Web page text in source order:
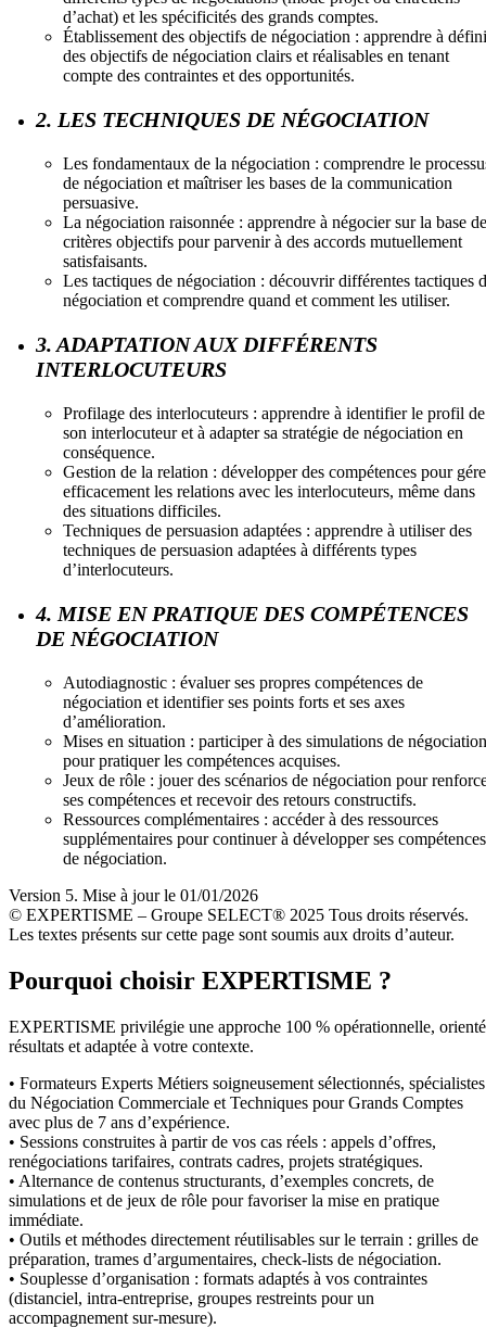
d’achat) et les spécificités des grands comptes.
Établissement des objectifs de négociation : apprendre à
des objectifs de négociation clairs et réalisables en tenant
compte des contraintes et des opportunités.
2. LES TECHNIQUES DE NÉGOCIATION
Les fondamentaux de la négociation : comprendre le
de négociation et maîtriser les bases de la communication
persuasive.
La négociation raisonnée : apprendre à négocier sur la base de
critères objectifs pour parvenir à des accords mutuellement
satisfaisants.
Les tactiques de négociation : découvrir différentes tactiques
négociation et comprendre quand et comment les utiliser.
3. ADAPTATION AUX DIFFÉRENTS
INTERLOCUTEURS
Profilage des interlocuteurs : apprendre à identifier le profil de
son interlocuteur et à adapter sa stratégie de négociation en
conséquence.
Gestion de la relation : développer des compétences pour
efficacement les relations avec les interlocuteurs, même dans
des situations difficiles.
Techniques de persuasion adaptées : apprendre à utiliser des
techniques de persuasion adaptées à différents types
d’interlocuteurs.
4. MISE EN PRATIQUE DES COMPÉTENCES
DE NÉGOCIATION
Autodiagnostic : évaluer ses propres compétences de
négociation et identifier ses points forts et ses axes
d’amélioration.
Mises en situation : participer à des simulations de négociation
pour pratiquer les compétences acquises.
Jeux de rôle : jouer des scénarios de négociation pour
ses compétences et recevoir des retours constructifs.
Ressources complémentaires : accéder à des ressources
supplémentaires pour continuer à développer ses compétences
de négociation.
Version 5. Mise à jour le 01/01/2026
© EXPERTISME – Groupe SELECT® 2025 Tous droits réservés.
Les textes présents sur cette page sont soumis aux droits d’auteur.
Pourquoi choisir EXPERTISME ?
EXPERTISME privilégie une approche 100 % opérationnelle,
résultats et adaptée à votre contexte.
• Formateurs Experts Métiers soigneusement sélectionnés, spécialistes
du Négociation Commerciale et Techniques pour Grands Comptes
avec plus de 7 ans d’expérience.
• Sessions construites à partir de vos cas réels : appels d’offres,
renégociations tarifaires, contrats cadres, projets stratégiques.
• Alternance de contenus structurants, d’exemples concrets, de
simulations et de jeux de rôle pour favoriser la mise en pratique
immédiate.
• Outils et méthodes directement réutilisables sur le terrain : grilles de
préparation, trames d’argumentaires, check-lists de négociation.
• Souplesse d’organisation : formats adaptés à vos contraintes
(distanciel, intra-entreprise, groupes restreints pour un
accompagnement sur-mesure).